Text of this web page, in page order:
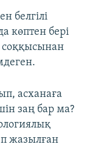
белгілі
көптен бері
соққысынан
асханаға
заң бар ма?
жазылған